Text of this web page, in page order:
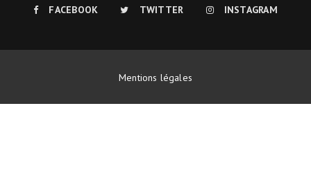
FACEBOOK TWITTER INSTAGRAM
Mentions légales